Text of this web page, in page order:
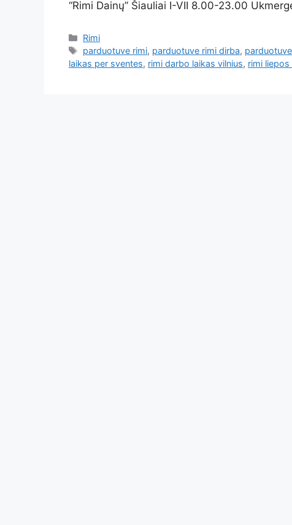
“Rimi Dainų” Šiauliai I-VII 8.00-23.00
Rimi
parduotuve rimi, parduotuve rimi dirba,
laikas per sventes, rimi darbo laikas vilnius, rimi liepos